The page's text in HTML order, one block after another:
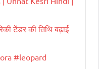
टेंडर की तिथि बढ़ाई
#leopard